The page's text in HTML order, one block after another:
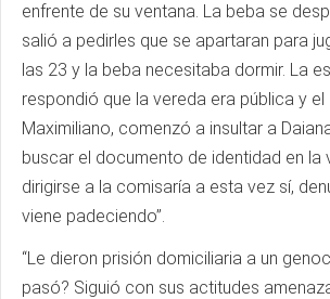
enfrente de su ventana. La beba se
salió a pedirles que se apartaran para
las 23 y la beba necesitaba dormir. La
respondió que la vereda era pública y el
Maximiliano, comenzó a insultar a
buscar el documento de identidad en la
dirigirse a la comisaría a esta vez sí,
viene padeciendo”.
“Le dieron prisión domiciliaria a un
pasó? Siguió con sus actitudes